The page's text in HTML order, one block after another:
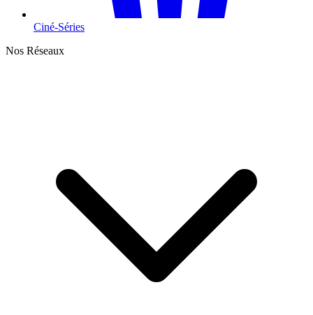
Ciné-Séries
Nos Réseaux